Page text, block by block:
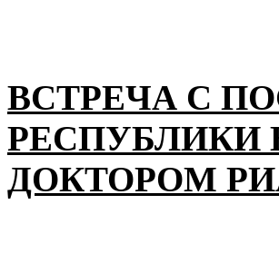
ВСТРЕЧА С
РЕСПУБЛИКИ
ДОКТОРОМ